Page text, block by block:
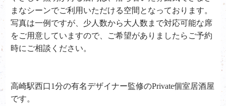
まなシーンでご利用いただける空間となっております。
写真は一例ですが、少人数から大人数まで対応可能な席
をご用意していますので、ご希望がありましたらご予約
時にご相談ください。
高崎駅西口1分の有名デザイナー監修のPrivate個室居酒屋
です。